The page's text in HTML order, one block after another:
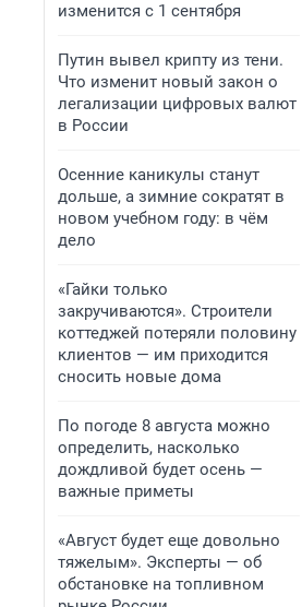
изменится с 1 сентября
Путин вывел крипту из тени.
Что изменит новый закон о
легализации цифровых валют
в России
Осенние каникулы станут
дольше, а зимние сократят в
новом учебном году: в чём
дело
«Гайки только
закручиваются». Строители
коттеджей потеряли половину
клиентов — им приходится
сносить новые дома
По погоде 8 августа можно
определить, насколько
дождливой будет осень —
важные приметы
«Август будет еще довольно
тяжелым». Эксперты — об
обстановке на топливном